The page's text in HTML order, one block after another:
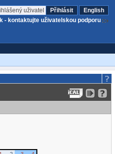
uživatel Přihlásit
English
- kontaktujte uživatelskou podporu